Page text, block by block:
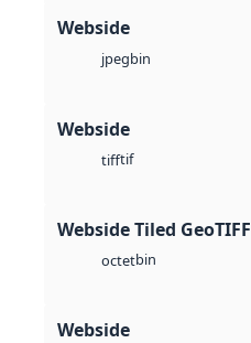
Webside
jpegbin
Webside
tifftif
Webside Tiled GeoTIFF
octetbin
Webside